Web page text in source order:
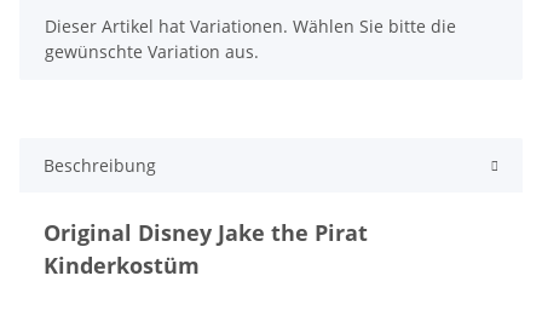
x
Dieser Artikel hat Variationen. Wählen Sie bitte die
gewünschte Variation aus.
Beschreibung
Original Disney Jake the Pirat
Kinderkostüm